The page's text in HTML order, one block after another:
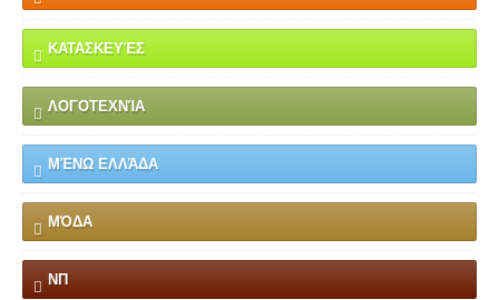
ΚΑΤΑΣΚΕΥΈΣ
ΛΟΓΟΤΕΧΝΊΑ
ΜΈΝΩ ΕΛΛΆΔΑ
ΜΌΔΑ
ΝΠ